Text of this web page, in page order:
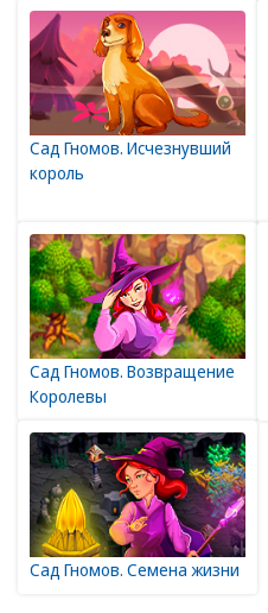
Сад Гномов. Исчезнувший
король
Сад Гномов. Возвращение
Королевы
Сад Гномов. Семена жизни